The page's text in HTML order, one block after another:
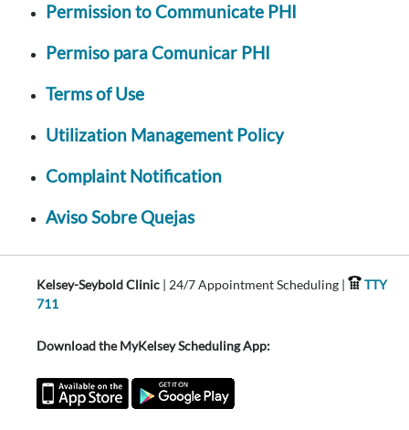
Permission to Communicate PHI
Permiso para Comunicar PHI
Terms of Use
Utilization Management Policy
Complaint Notification
Aviso Sobre Quejas
Kelsey-Seybold Clinic | 24/7 Appointment Scheduling |
TTY
711
Download the MyKelsey Scheduling App: